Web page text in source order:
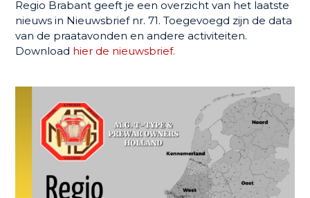
Regio Brabant geeft je een overzicht van het laatste
nieuws in Nieuwsbrief nr. 71. Toegevoegd zijn de data
van de praatavonden en andere activiteiten.
Download hier de nieuwsbrief.